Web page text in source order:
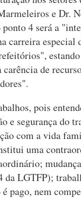
e Dr.
4 será a
carreira especial
de
pois
e segurança do
com a vida
uma
da LGTFP);
pago, nem